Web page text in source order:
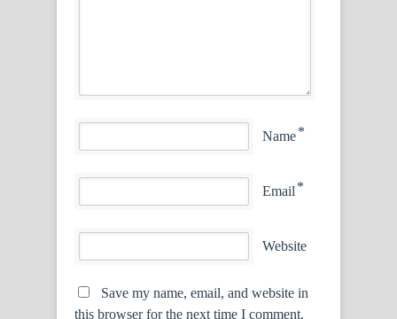
Name*
Email *
Website
Save my name, email, and website in
this browser for the next time I comment.